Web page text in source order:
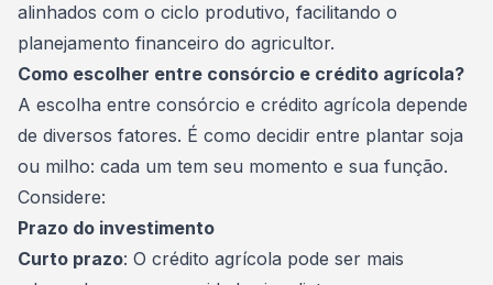
alinhados com o ciclo produtivo, facilitando o
planejamento financeiro do agricultor.
Como escolher entre consórcio e crédito agrícola?
A escolha entre consórcio e crédito agrícola depende
de diversos fatores. É como decidir entre plantar soja
ou milho: cada um tem seu momento e sua função.
Considere:
Prazo do investimento
Curto prazo: O crédito agrícola pode ser mais